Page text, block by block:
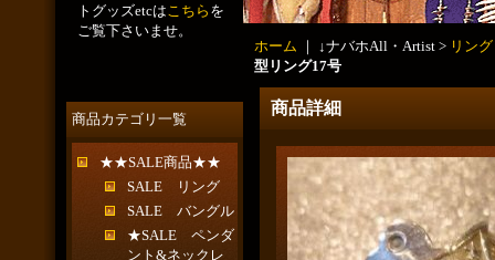
トグッズetcはこちら を
ご覧下さいませ。
商品カテゴリ一覧
★★SALE商品★★
SALE リング
SALE バングル
★SALE ペンダ
ント&ネックレ
ホーム ｜ ↓ナバホAll・Artist > リング
型リング17号
商品詳細